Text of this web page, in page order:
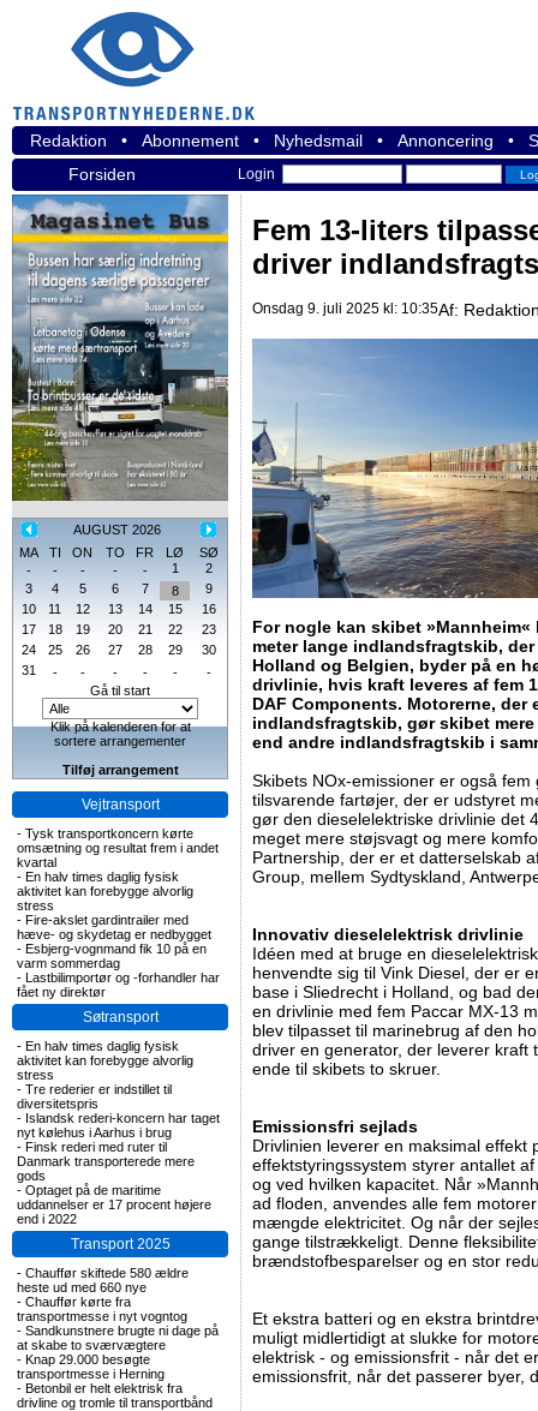
Redaktion • Abonnement • Nyhedsmail • Annoncering •
Forsiden
Login
AUGUST 2026
MA
TI ON TO FR LØ
SØ
-
- - - - 1
2
3
4 5 6 7 8
9
10
11 12 13 14 15
16
17
18 19 20 21 22
23
24
25 26 27 28 29
30
31
- - - - -
-
Gå til start
Klik på kalenderen for at
sortere arrangementer
Tilføj arrangement
Vejtransport
- Tysk transportkoncern kørte
omsætning og resultat frem i andet
kvartal
- En halv times daglig fysisk
aktivitet kan forebygge alvorlig
stress
- Fire-akslet gardintrailer med
hæve- og skydetag er nedbygget
- Esbjerg-vognmand fik 10 på en
varm sommerdag
- Lastbilimportør og -forhandler har
fået ny direktør
Søtransport
- En halv times daglig fysisk
aktivitet kan forebygge alvorlig
stress
- Tre rederier er indstillet til
diversitetspris
- Islandsk rederi-koncern har taget
nyt kølehus i Aarhus i brug
- Finsk rederi med ruter til
Danmark transporterede mere
gods
- Optaget på de maritime
uddannelser er 17 procent højere
end i 2022
Transport 2025
- Chauffør skiftede 580 ældre
heste ud med 660 nye
- Chauffør kørte fra
transportmesse i nyt vogntog
- Sandkunstnere brugte ni dage på
at skabe to sværvægtere
- Knap 29.000 besøgte
transportmesse i Herning
- Betonbil er helt elektrisk fra
drivline og tromle til transportbånd
Fem 13-liters
driver
Onsdag 9. juli 2025 kl: 10:35Af:
For nogle kan skibet
meter lange indlandsfragtskib,
Holland og Belgien, byder på en
drivlinie, hvis kraft leveres af fem
DAF Components. Motorerne, der
indlandsfragtskib, gør skibet
end andre indlandsfragtskib i
Skibets NOx-emissioner er også
tilsvarende fartøjer, der er udstyret
gør den dieselelektriske drivlinie det
meget mere støjsvagt og mere
Partnership, der er et datterselskab
Group, mellem Sydtyskland,
Innovativ dieselelektrisk drivlinie
Idéen med at bruge en
henvendte sig til Vink Diesel, der er
base i Sliedrecht i Holland, og bad
en drivlinie med fem Paccar MX-13
blev tilpasset til marinebrug af den
driver en generator, der leverer kraft
ende til skibets to skruer.
Emissionsfri sejlads
Drivlinien leverer en maksimal
effektstyringssystem styrer antallet
og ved hvilken kapacitet. Når
ad floden, anvendes alle fem
mængde elektricitet. Og når der
gange tilstrækkeligt. Denne
brændstofbesparelser og en stor
Et ekstra batteri og en ekstra
muligt midlertidigt at slukke for
elektrisk - og emissionsfrit - når det
emissionsfrit, når det passerer byer,